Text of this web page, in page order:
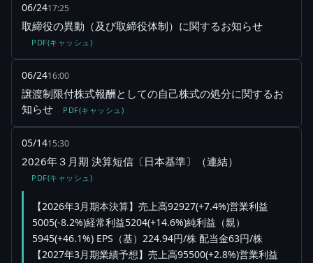
06/2417:25
取締役の異動（及び取締役体制）に関するお知らせ
PDF(キャッシュ)
06/2416:00
譲渡制限付株式報酬としての自己株式の処分に関するお
知らせ
PDF(キャッシュ)
05/1415:30
2026年３月期 決算短信〔日本基準〕（連結）
PDF(キャッシュ)
【2026年3月期本決算】売上高92927(+7.4%)営業利益
5005(-8.2%)経常利益5204(+14.6%)純利益（親）
5945(+46.1%) EPS（基）224.94円/株 配当金63円/株
【2027年3月期業績予想】売上高95500(+2.8%)営業利益